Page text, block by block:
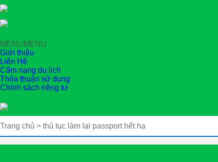
MENUMENU
Giới thiệu
Liên Hệ
Cẩm nang du lịch
Thỏa thuận sử dụng
Chính sách riêng tư
Trang chủ > thủ tục làm lại passport hết hạ